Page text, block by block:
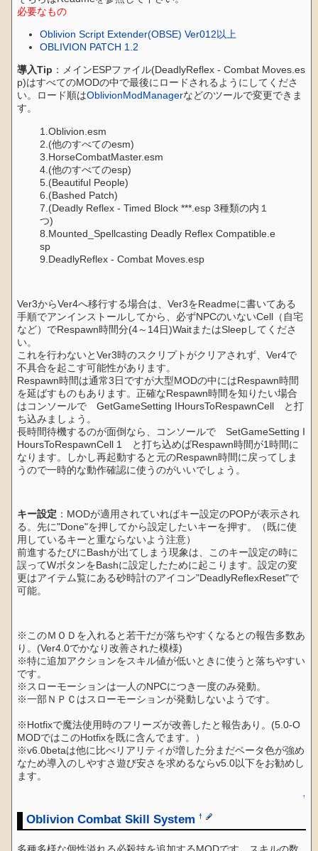
必要なもの
Oblivion Script Extender(OBSE) Ver012以上
OBLIVION PATCH 1.2
導入Tip ：メインESPファイル(DeadlyReflex - Combat Moves.es
p)はすべてのMODの中で最後にロードされるようにしてくださ
い。ロード順はOblivionModManagerなどのツールで変更できま
す。
1.Oblivion.esm
2.(他のすべてのesm)
3.HorseCombatMaster.esm
4.(他のすべてのesp)
5.(Beautiful People)
6.(Bashed Patch)
7.(Deadly Reflex - Timed Block ***.esp 3種類の内１
つ)
8.Mounted_Spellcasting Deadly Reflex Compatible.e
sp
9.DeadlyReflex - Combat Moves.esp
Ver3からVer4へ移行する場合は、Ver3をReadmeに書いてある
手順でアンインストールしてから、必ずNPCのいないCell（自宅
など）でRespawn時間分(4～14日)WaitまたはSleepしてくださ
い。
これを行わないとVer3時のスクリプトがクリアされず、Ver4で
不具合を起こす可能性があります。
Respawn時間は通常3日ですが大型MODの中にはRespawn時間
を延ばすものもあります。正確なRespawn時間を知りたい場合
はコンソールで GetGameSetting IHoursToRespawnCell と打
ち込みましょう。
長時間待機するのが面倒なら、コンソールで SetGameSetting I
HoursToRespawnCell 1 と打ち込めばRespawn時間が1時間に
なります。しかし再起動すると元のRespawn時間に戻ってしま
うので一時的な動作確認に使うのがいいでしょう。
キー設定 ：MODが適用されていればキー設定のPOPが表示され
る。先に"Done"を押してから設定したいキーを押す。（既に使
用しているキーと重ならないよう注意）
前進するたびにBashが出てしまう現象は、このキー設定の時に
誤ってWボタンをBashに設定したために起こります。設定の変
更はアイテム覧にある砂時計のアイコン"DeadlyReflexReset"で
可能。
※このＭＯＤを入れると若干だが落ちやすくなるとの報告多数あ
り。(Ver4.0でかなり改善された模様)
※特に追加アクションをスキル値が低いときに使うと落ちやすい
です。
※スローモーションは一人のNPCにつき一度のみ発動。
※一部ＮＰＣはスローモーションが発動しないようです。
※Hotfixで魔法使用時のフリーズが改善したと報告あり。(5.0-O
MODではこのHotfixを既に含んでます。）
※v6.0betaは他に比べリアリティが増した分まだベータ色が強め
なため導入のしやすさ遊び安さを求めるならv5.0以下をお勧めし
ます。
↑
Oblivion Combat Skill System †